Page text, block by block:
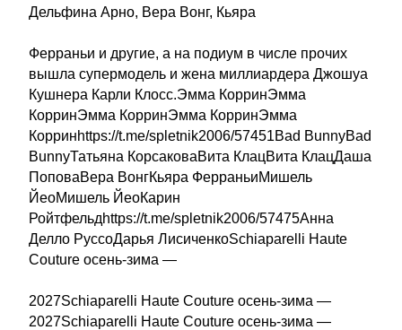
Дельфина Арно, Вера Вонг, Кьяра
Ферраньи и другие, а на подиум в числе прочих
вышла супермодель и жена миллиардера Джошуа
Кушнера Карли Клосс.Эмма КорринЭмма
КорринЭмма КорринЭмма КорринЭмма
Корринhttps://t.me/spletnik2006/57451Bad BunnyBad
BunnyТатьяна КорсаковаВита КлацВита КлацДаша
ПоповаВера ВонгКьяра ФерраньиМишель
ЙеоМишель ЙеоКарин
Ройтфельдhttps://t.me/spletnik2006/57475Анна
Делло РуссоДарья ЛисиченкоSchiaparelli Haute
Couture осень-зима —
2027Schiaparelli Haute Couture осень-зима —
2027Schiaparelli Haute Couture осень-зима —